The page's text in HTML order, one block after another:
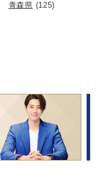
青森県 (125)